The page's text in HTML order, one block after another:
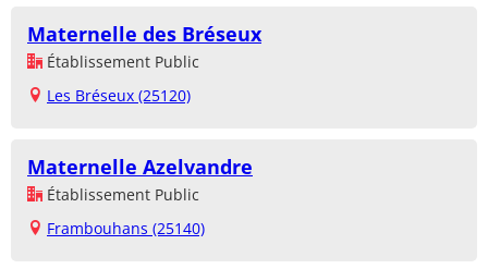
Maternelle des Bréseux
Établissement Public
Les Bréseux (25120)
Maternelle Azelvandre
Établissement Public
Frambouhans (25140)